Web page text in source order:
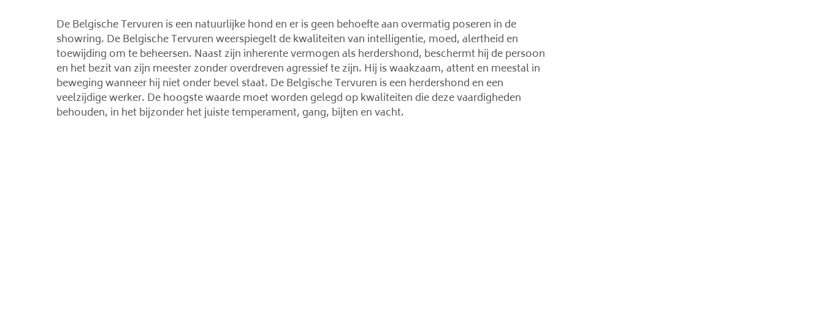
De Belgische Tervuren is een natuurlijke hond en er is geen behoefte aan overmatig poseren in de
showring. De Belgische Tervuren weerspiegelt de kwaliteiten van intelligentie, moed, alertheid en
toewijding om te beheersen. Naast zijn inherente vermogen als herdershond, beschermt hij de persoon
en het bezit van zijn meester zonder overdreven agressief te zijn. Hij is waakzaam, attent en meestal in
beweging wanneer hij niet onder bevel staat. De Belgische Tervuren is een herdershond en een
veelzijdige werker. De hoogste waarde moet worden gelegd op kwaliteiten die deze vaardigheden
behouden, in het bijzonder het juiste temperament, gang, bijten en vacht.